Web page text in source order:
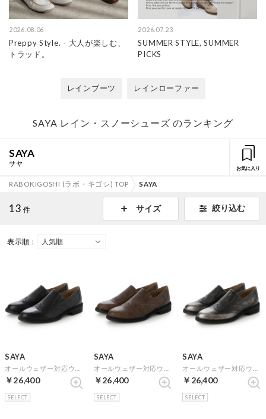
2026.08.06
Preppy Style. - 大人が楽しむ、
トラッド。
2026.07.23
SUMMER STYLE, SUMMER
PICKS
レインブーツ レインローファー
SAYA レイン・スノーシューズ のランキング
SAYA
サヤ
お気に入り
RABOKIGOSHI (ラボ・キゴシ) TOP SAYA
13 件 サイズ 絞り込む
表示順 :
SAYA
￥26,400
SELECT
SAYA
￥26,400
SELECT
SAYA
￥26,400
SELECT